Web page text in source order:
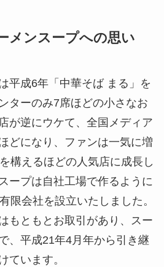
メンスープへの思い
成6年「中華そば まる」を
ターのみ7席ほどの小さなお
が逆にウケて、全国メディア
どになり、ファンは一気に増
構えるほどの人気店に成長し
ープは自社工場で作るように
限会社を設立いたしました。
もともとお取引があり、スー
、平成21年4月年から引き継
ています。